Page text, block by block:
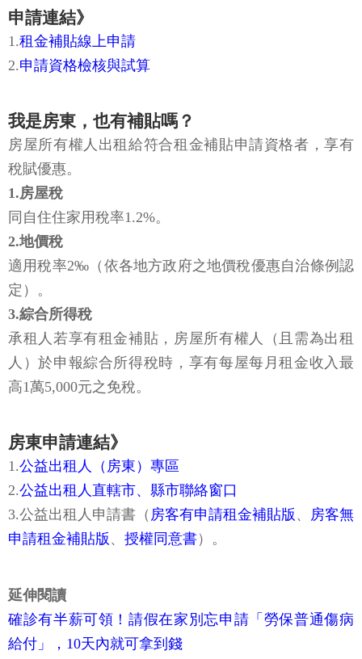
申請連結》
1.租金補貼線上申請
2.申請資格檢核與試算
我是房東，也有補貼嗎？
房屋所有權人出租給符合租金補貼申請資格者，享有
稅賦優惠。
1.房屋稅
同自住住家用稅率1.2%。
2.地價稅
適用稅率2‰（依各地方政府之地價稅優惠自治條例認
定）。
3.綜合所得稅
承租人若享有租金補貼，房屋所有權人（且需為出租
人）於申報綜合所得稅時，享有每屋每月租金收入最
高1萬5,000元之免稅。
房東申請連結》
1.公益出租人（房東）專區
2.公益出租人直轄市、縣市聯絡窗口
3.公益出租人申請書（ 房客有申請租金補貼版 、 房客無
申請租金補貼版 、 授權同意書）。
延伸閱讀
確診有半薪可領！請假在家別忘申請「勞保普通傷病
給付」，10天內就可拿到錢